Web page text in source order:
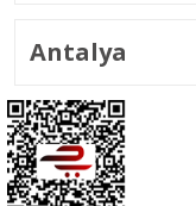
Antalya